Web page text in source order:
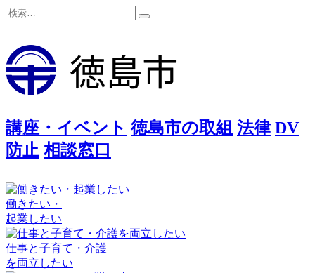
検
検
講座・イベント 徳島市の取組 法律 DV
防止 相談窓口
働きたい・
起業したい
仕事と子育て・介護
を両立したい